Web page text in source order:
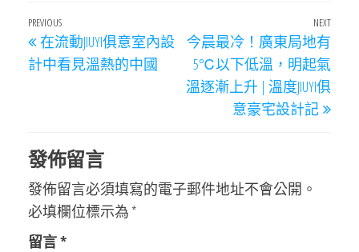
文
章
導
Previous
Post
PREVIOUS
在流動JIUYI俱意室內設
計中看見溫熱的中國
Next
NEXT
今晨最冷！廣東局地有
5℃以下低溫，明起氣
溫逐漸上升 | 溫度JIUYI俱
意豪宅設計記
發佈留言
發佈留言必須填寫的電子郵件地址不會公開。
必填欄位標示為 *
留言*